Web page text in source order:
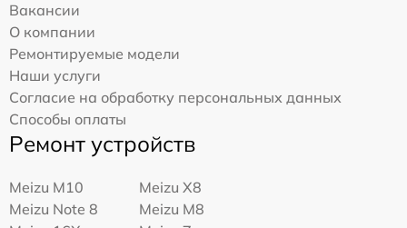
Вакансии
О компании
Ремонтируемые модели
Наши услуги
Согласие на обработку персональных данных
Способы оплаты
Ремонт устройств
Meizu M10
Meizu X8
Meizu Note 8
Meizu M8